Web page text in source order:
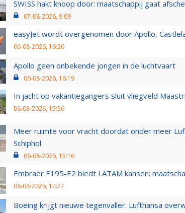
SWISS hakt knoop door: maatschappij gaat
07-08-2026, 9:09
easyJet wordt overgenomen door Apollo,
06-08-2026, 16:20
Apollo geen onbekende jongen in de luchtvaart
06-08-2026, 16:19
In jacht op vakantiegangers sluit vliegveld
06-08-2026, 15:56
Meer ruimte voor vracht doordat onder meer
Schiphol
06-08-2026, 15:16
Embraer E195-E2 biedt LATAM kansen:
06-08-2026, 14:27
Boeing krijgt nieuwe tegenvaller: Lufthansa